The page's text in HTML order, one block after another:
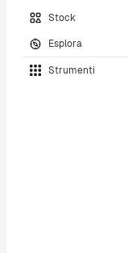
Stock
Esplora
Strumenti